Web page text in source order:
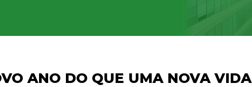
ANO DO QUE UMA NOVA VIDA